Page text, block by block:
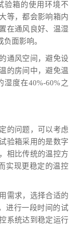
箱的使用环境不
等，都会影响箱内
在通风良好、温湿
面影响。
通风空间，避免设
的房间中，避免温
度在40%-60%之
问题，可以考虑
验箱采用的是数字
相比传统的温控方
实现更稳定的温控
求，选择合适的
进行一段时间的试
系统达到稳定运行